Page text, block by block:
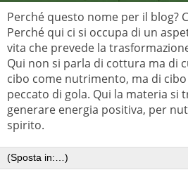
Perché questo nome per il blog?
Perché qui ci si occupa di un
vita che prevede la
Qui non si parla di cottura ma di
cibo come nutrimento, ma di
peccato di gola. Qui la materia si
generare energia positiva, per
spirito.